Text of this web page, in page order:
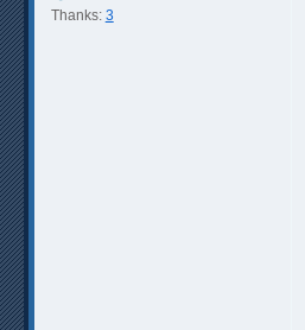
Thanks: 3